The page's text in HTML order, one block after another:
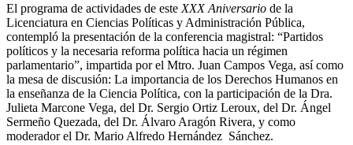
El programa de actividades de este XXX Aniversario de la
Licenciatura en Ciencias Políticas y Administración Pública,
contempló la presentación de la conferencia magistral: “Partidos
políticos y la necesaria reforma política hacia un régimen
parlamentario”, impartida por el Mtro. Juan Campos Vega, así como
la mesa de discusión: La importancia de los Derechos Humanos en
la enseñanza de la Ciencia Política, con la participación de la Dra.
Julieta Marcone Vega, del Dr. Sergio Ortiz Leroux, del Dr. Ángel
Sermeño Quezada, del Dr. Álvaro Aragón Rivera, y como
moderador el Dr. Mario Alfredo Hernández Sánchez.